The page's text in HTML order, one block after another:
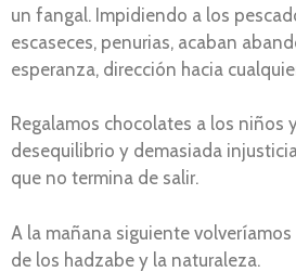
un fangal. Impidiendo a los
escaseces, penurias, acaban
esperanza, dirección hacia
Regalamos chocolates a los niños
desequilibrio y demasiada
que no termina de salir.
A la mañana siguiente
de los hadzabe y la naturaleza.